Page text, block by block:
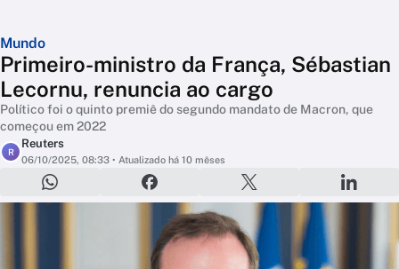
Mundo
Primeiro-ministro da França, Sébastian
Lecornu, renuncia ao cargo
Político foi o quinto premiê do segundo mandato de Macron, que
começou em 2022
R
Reuters
06/10/2025, 08:33 • Atualizado há 10 mêses